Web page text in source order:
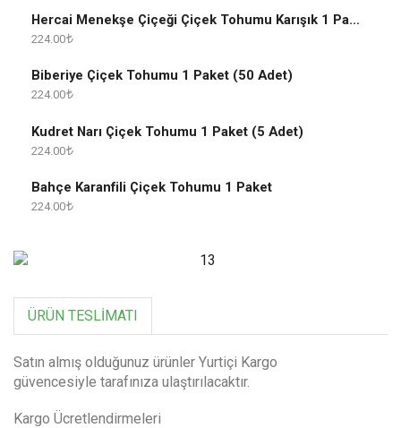
Hercai Menekşe Çiçeği Çiçek Tohumu Karışık 1 Paket
224.00
Biberiye Çiçek Tohumu 1 Paket (50 Adet)
224.00
Kudret Narı Çiçek Tohumu 1 Paket (5 Adet)
224.00
Bahçe Karanfili Çiçek Tohumu 1 Paket
224.00
ÜRÜN TESLIMATI
Satın almış olduğunuz ürünler Yurtiçi Kargo
güvencesiyle tarafınıza ulaştırılacaktır.
Kargo Ücretlendirmeleri